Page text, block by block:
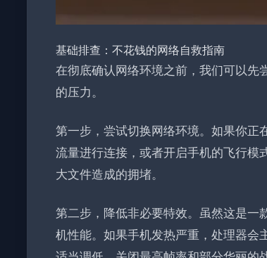
基础排查：不花钱的网络自救指南
在彻底确认网络环境之前，我们可以
的压力。
第一步，尝试切换网络环境。如果你
流量进行连接，或者开启手机的飞行模
大文件造成的拥堵。
第二步，降低非必要特效。虽然这是
机性能。如果手机发热严重，处理器